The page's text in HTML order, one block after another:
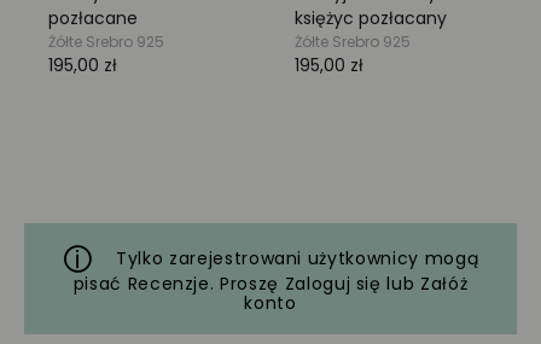
Tylko zarejestrowani użytkownicy mogą
pisać Recenzje. Proszę Zaloguj się lub Załóż
konto